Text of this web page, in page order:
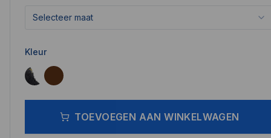
Selecteer maat
Kleur
TOEVOEGEN AAN WINKELWAGEN